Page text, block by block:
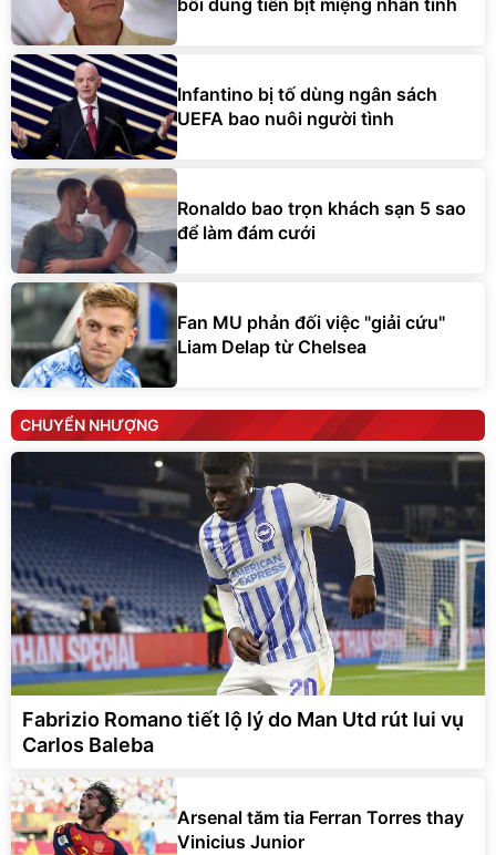
bối dùng tiền bịt miệng nhân tình
Infantino bị tố dùng ngân sách
UEFA bao nuôi người tình
Ronaldo bao trọn khách sạn 5 sao
để làm đám cưới
Fan MU phản đối việc "giải cứu"
Liam Delap từ Chelsea
CHUYỂN NHƯỢNG
Fabrizio Romano tiết lộ lý do Man Utd rút lui vụ
Carlos Baleba
Arsenal tăm tia Ferran Torres thay
Vinicius Junior